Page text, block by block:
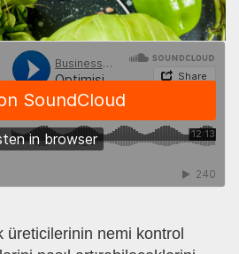
üreticilerinin nemi kontrol